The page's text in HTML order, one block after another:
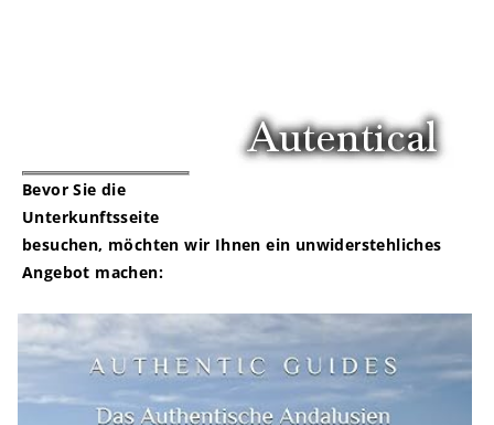
Bevor Sie die
Unterkunftsseite
besuchen, möchten wir Ihnen ein unwiderstehliches
Angebot machen: